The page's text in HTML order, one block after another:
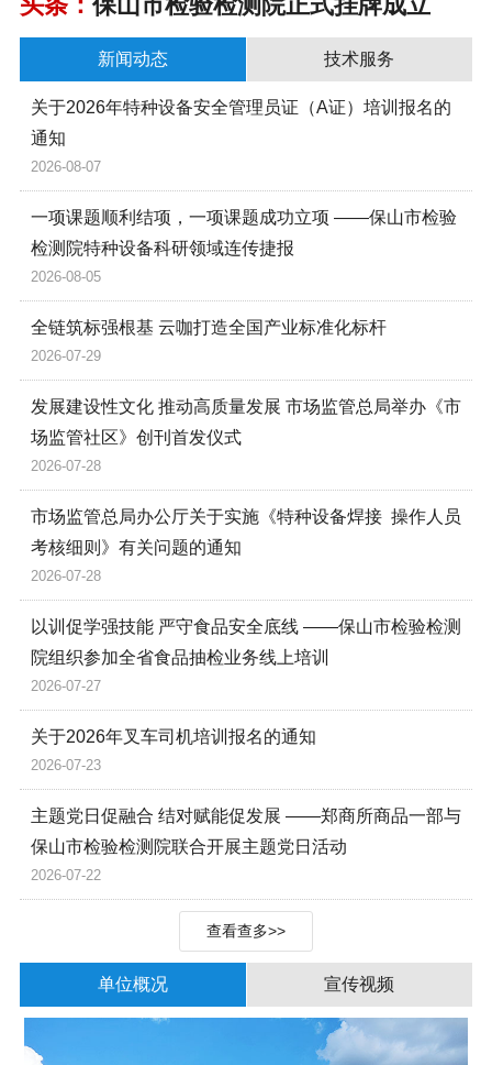
新闻动态 技术服务
关于2026年特种设备安全管理员证（A证）培训报名的
通知
2026-08-07
一项课题顺利结项，一项课题成功立项 ——保山市检验
检测院特种设备科研领域连传捷报
2026-08-05
全链筑标强根基 云咖打造全国产业标准化标杆
2026-07-29
发展建设性文化 推动高质量发展 市场监管总局举办《市
场监管社区》创刊首发仪式
2026-07-28
市场监管总局办公厅关于实施《特种设备焊接 操作人员
考核细则》有关问题的通知
2026-07-28
以训促学强技能 严守食品安全底线 ——保山市检验检测
院组织参加全省食品抽检业务线上培训
2026-07-27
关于2026年叉车司机培训报名的通知
2026-07-23
主题党日促融合 结对赋能促发展 ——郑商所商品一部与
保山市检验检测院联合开展主题党日活动
2026-07-22
查看查多>>
单位概况 宣传视频